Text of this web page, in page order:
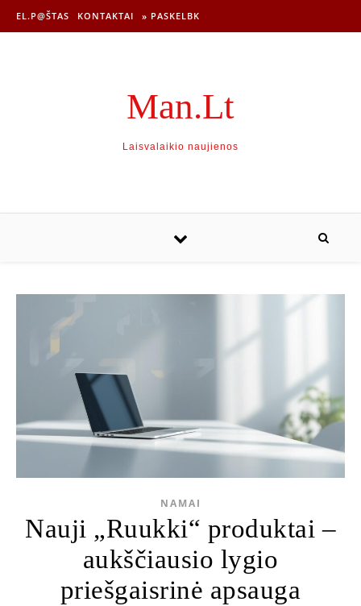
EL.P@ŠTAS KONTAKTAI » PASKELBK
Man.Lt
Laisvalaikio naujienos
NAMAI
Nauji „Ruukki“ produktai –
aukščiausio lygio
priešgaisrinė apsauga